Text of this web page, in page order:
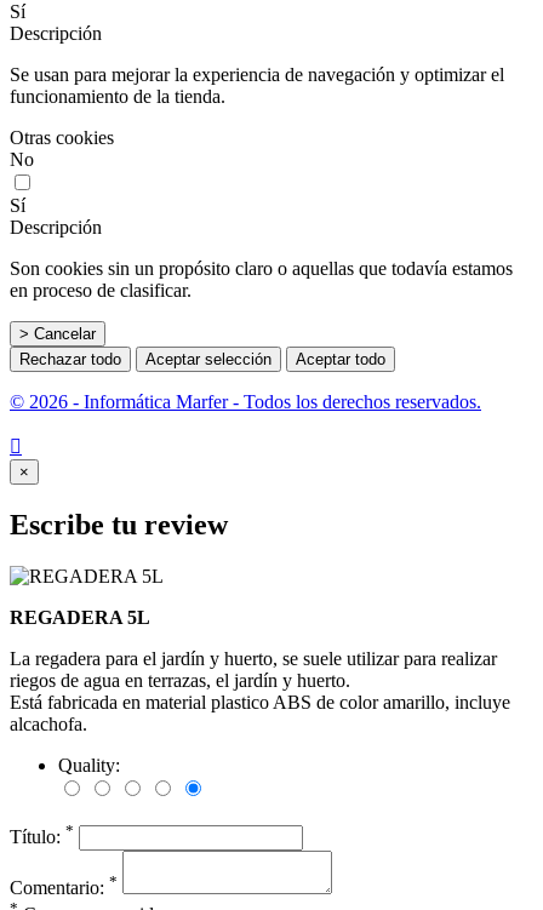
Sí
Descripción
Se usan para mejorar la experiencia de navegación y optimizar el
funcionamiento de la tienda.
Otras cookies
No
Sí
Descripción
Son cookies sin un propósito claro o aquellas que todavía estamos
en proceso de clasificar.
> Cancelar
Rechazar todo
Aceptar selección Aceptar todo
© 2026 - Informática Marfer - Todos los derechos reservados.

×
Escribe tu review
REGADERA 5L
La regadera para el jardín y huerto, se suele utilizar para realizar
riegos de agua en terrazas, el jardín y huerto.
Está fabricada en material plastico ABS de color amarillo, incluye
alcachofa.
Quality:
Título: *
Comentario: *